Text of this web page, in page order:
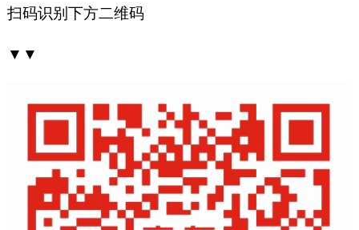
扫码识别下方二维码
▼▼